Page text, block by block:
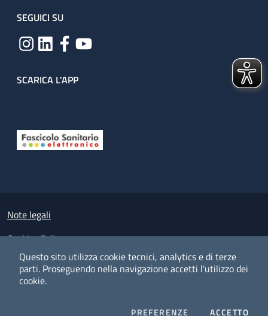
Questo sito utilizza cookie tecnici, analytics e di terze
parti. Proseguendo nella navigazione accetti l'utilizzo dei
cookie.
PREFERENZE COOKIESACCETTOI
SEGUICI SU
SCARICA L'APP
Small prints
Note legali
Cookies Policy
Policy privacy e protezione del dato personale
Albo pretorio on-line